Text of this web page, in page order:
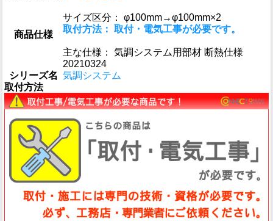
商品仕様
サイズ区分： φ100mm→φ100mm×2
取付方法： 取付・電気工事が必要です。
主な仕様： 気調システム用部材 断熱仕様
20210324
シリーズ名 気調システム
取付方法